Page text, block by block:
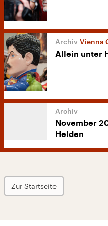
Vienna
Allein unter
November
Helden
Zur Startseite